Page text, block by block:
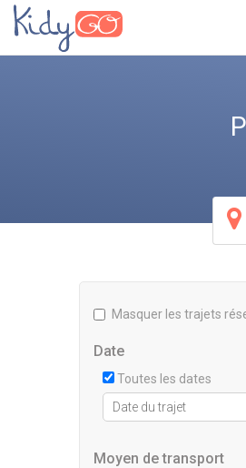
Ville
de
Masquer les trajets
Date
Toutes les dates
Moyen de transport